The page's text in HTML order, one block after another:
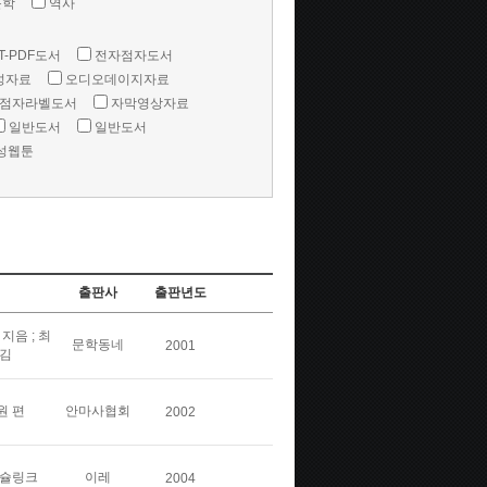
역사
PDF도서
전자점자도서
자료
오디오데이지자료
점자라벨도서
자막영상자료
일반도서
일반도서
웹툰
출판사 출판년도
음 ; 최
문학동네 2001
편 안마사협회 2002
링크 이레 2004